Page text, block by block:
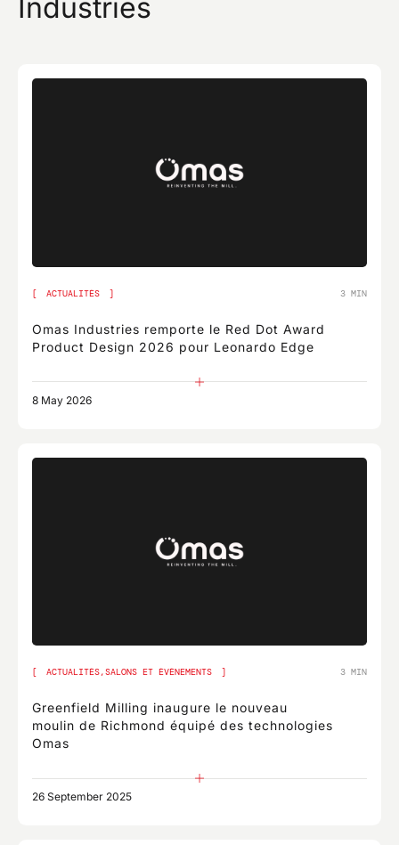
Industries
ACTUALITÉS 3 MIN
Omas Industries remporte le Red Dot Award
Product Design 2026 pour Leonardo Edge
8 May 2026
ACTUALITÉS,SALONS ET ÉVÉNEMENTS 3 MIN
Greenfield Milling inaugure le nouveau
moulin de Richmond équipé des technologies
Omas
26 September 2025